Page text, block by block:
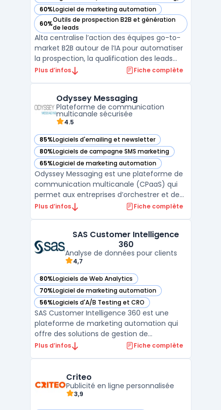
60%Logiciel de marketing automation
— voir Alta dans cette catégorie
60%Outils de prospection B2B et génération
de leads
— voir Alta dans cette catégorie
Alta centralise l’action des équipes go-to-
market B2B autour de l’IA pour automatiser
la prospection, la qualification des leads
entrants et l’analyse des revenus dans un
et les directions RevOps confrontées à
l’éparpil ...
Plus d’infos Fiche complète
Odyssey Messaging
Plateforme de communication
multicanale sécurisée
4.5
85%Logiciels d'emailing et newsletter
— voir Odyssey Messaging dans cette catégorie
80%Logiciels de campagne SMS marketing
— voir Odyssey Messaging dans cette catégorie
65%Logiciel de marketing automation
— voir Odyssey Messaging dans cette catégorie
Odyssey Messaging est une plateforme de
communication multicanale (CPaaS) qui
permet aux entreprises d’orchestrer et de
sécuriser leurs communications
gestion de messages via plusieurs canaux,
notamment l’e ...
Plus d’infos Fiche complète
SAS Customer Intelligence
360
Analyse de données pour clients
4,7
80%Logiciels de Web Analytics
— voir SAS Customer Intelligence 360 dans cette catégorie
70%Logiciel de marketing automation
— voir SAS Customer Intelligence 360 dans cette catégorie
56%Logiciels d'A/B Testing et CRO
— voir SAS Customer Intelligence 360 dans cette catégorie
SAS Customer Intelligence 360 est une
plateforme de marketing automation qui
offre des solutions de gestion de
campagnes marketing multicanal, de
Grâce à l'intégration de données en temps
réel et de l'analytique avanc ...
Plus d’infos Fiche complète
Criteo
Publicité en ligne personnalisée
3,9